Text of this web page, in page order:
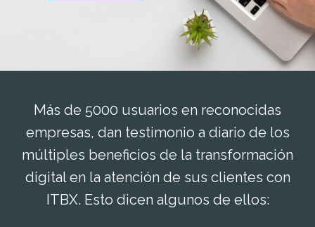
Más de 5000 usuarios en reconocidas
empresas, dan testimonio a diario de los
múltiples beneficios de la transformación
digital en la atención de sus clientes con
ITBX. Esto dicen algunos de ellos: